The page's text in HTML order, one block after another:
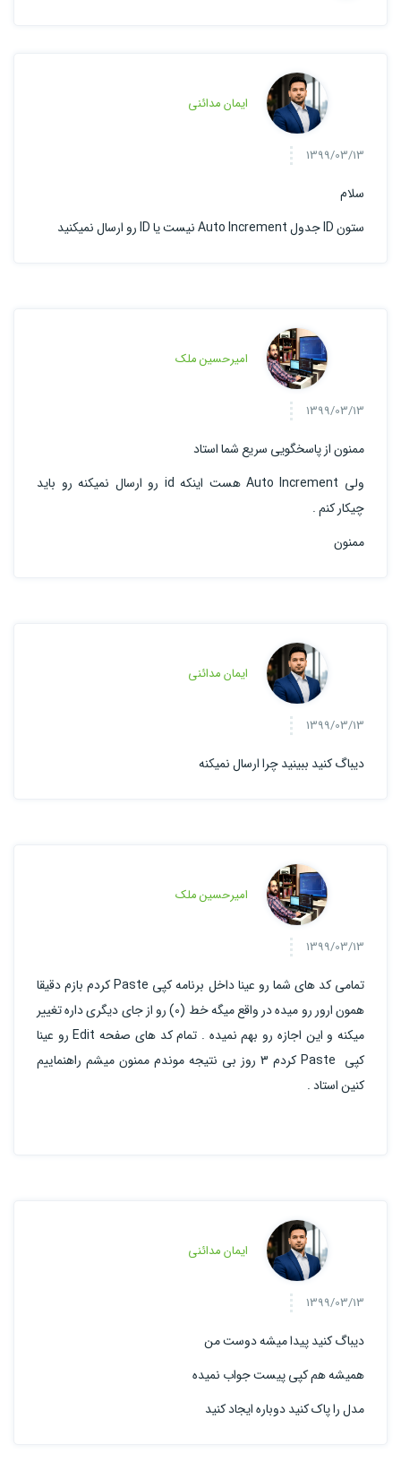
ایمان مدائنی
1399/03/13
سلام
ستون ID جدول Auto Increment نیست یا ID رو ارسال نمیکنید
امیرحسین ملک
1399/03/13
ممنون از پاسخگویی سریع شما استاد
ولی Increment
Auto هست اینکه id رو ارسال نمیکنه رو باید
چیکار کنم .
ممنون
ایمان مدائنی
1399/03/13
دیباگ کنید ببینید چرا ارسال نمیکنه
امیرحسین ملک
1399/03/13
تمامی کد های شما رو عینا داخل برنامه کپی Paste کردم بازم دقیقا
همون ارور رو میده در واقع میگه خط (0) رو از جای دیگری داره تغییر
میکنه و این اجازه رو بهم نمیده . تمام کد های صفحه Edit رو عینا
کپی Paste کردم 3 روز بی نتیجه موندم ممنون میشم راهنماییم
کنین استاد .
ایمان مدائنی
1399/03/13
دیباگ کنید پیدا میشه دوست من
همیشه هم کپی پیست جواب نمیده
مدل را پاک کنید دوباره ایجاد کنید